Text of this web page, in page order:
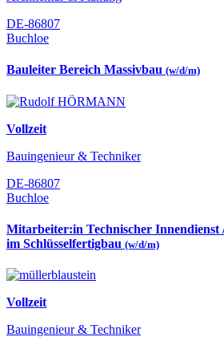
DE-86807
Buchloe
Bauleiter Bereich Massivbau (w/d/m)
Vollzeit
Bauingenieur & Techniker
DE-86807
Buchloe
Mitarbeiter:in Technischer
im Schlüsselfertigbau (w/d/m)
Vollzeit
Bauingenieur & Techniker